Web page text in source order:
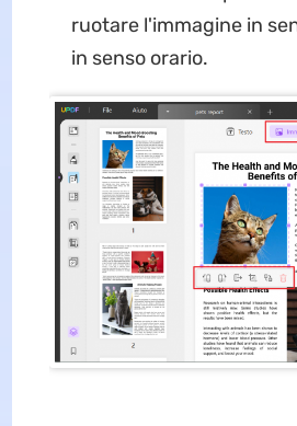
ruotare l'immagine in
in senso orario.